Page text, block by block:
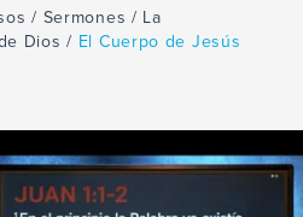
/ Sermones / La
Dios / El Cuerpo de Jesús